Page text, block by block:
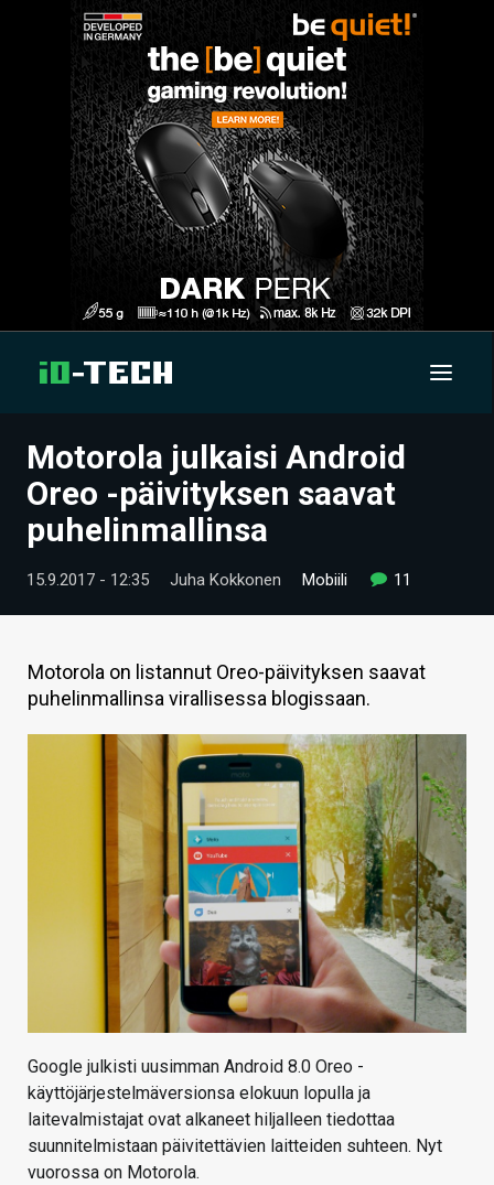
UUTISET
ARTIKKELIT
VIDEOT
TECHBBS
TIETOA
HINTA.FI
Motorola julkaisi Android
Oreo -päivityksen saavat
puhelinmallinsa
15.9.2017 - 12:35 Juha Kokkonen Mobiili 11
Motorola on listannut Oreo-päivityksen saavat
puhelinmallinsa virallisessa blogissaan.
Google julkisti uusimman Android 8.0 Oreo -
käyttöjärjestelmäversionsa elokuun lopulla ja
laitevalmistajat ovat alkaneet hiljalleen tiedottaa
suunnitelmistaan päivitettävien laitteiden suhteen. Nyt
vuorossa on Motorola.